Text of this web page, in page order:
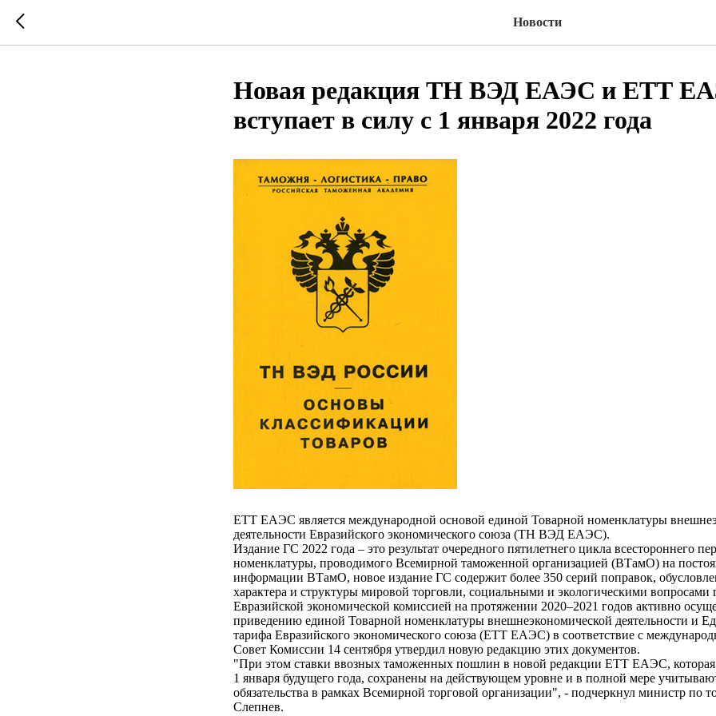
Новости
Новая редакция ТН ВЭД ЕАЭС и ЕТТ
вступает в силу с 1 января 2022 года
ЕТТ ЕАЭС является международной основой единой Товарной номенклатуры
деятельности Евразийского экономического союза (ТН ВЭД ЕАЭС).
Издание ГС 2022 года – это результат очередного пятилетнего цикла всестороннего
номенклатуры, проводимого Всемирной таможенной организацией (ВТамО) на
информации ВТамО, новое издание ГС содержит более 350 серий поправок,
характера и структуры мировой торговли, социальными и экологическими вопросами
Евразийской экономической комиссией на протяжении 2020–2021 годов активно
приведению единой Товарной номенклатуры внешнеэкономической деятельности и
тарифа Евразийского экономического союза (ЕТТ ЕАЭС) в соответствие с
Совет Комиссии 14 сентября утвердил новую редакцию этих документов.
"При этом ставки ввозных таможенных пошлин в новой редакции ЕТТ ЕАЭС, которая
1 января будущего года, сохранены на действующем уровне и в полной мере
обязательства в рамках Всемирной торговой организации", - подчеркнул министр по
Слепнев.